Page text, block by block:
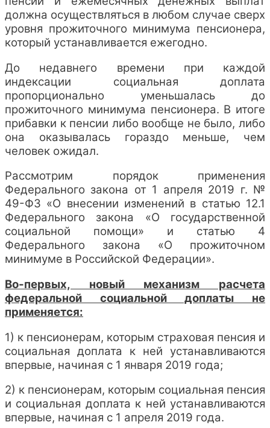
должна осуществляться в любом случае сверх
уровня прожиточного минимума пенсионера,
который устанавливается ежегодно.
До недавнего времени при каждой
индексации социальная доплата
пропорционально уменьшалась до
прожиточного минимума пенсионера. В итоге
прибавки к пенсии либо вообще не было, либо
она оказывалась гораздо меньше, чем
человек ожидал.
Рассмотрим порядок применения
Федерального закона от 1 апреля 2019 г. №
49-ФЗ «О внесении изменений в статью 12.1
Федерального закона «О государственной
социальной помощи» и статью 4
Федерального закона «О прожиточном
минимуме в Российской Федерации».
Во-первых, новый механизм расчета
федеральной социальной доплаты не
применяется:
1) к пенсионерам, которым страховая пенсия и
социальная доплата к ней устанавливаются
впервые, начиная с 1 января 2019 года;
2) к пенсионерам, которым социальная пенсия
и социальная доплата к ней устанавливаются
впервые, начиная с 1 апреля 2019 года.